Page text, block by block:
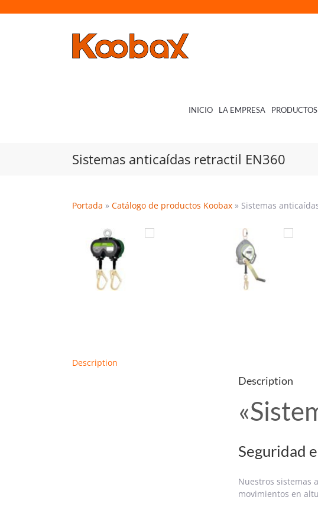
INICIO LA EMPRESA PRODUCTOS
Sistemas anticaídas retractil EN360
Portada » Catálogo de productos Koobax » Sistemas
Description
Description
Seguridad
Nuestros sistemas
movimientos en